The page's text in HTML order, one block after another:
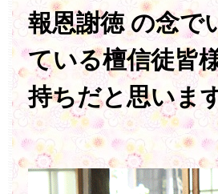
報恩謝徳 の念で
ている檀信徒皆
持ちだと思いま